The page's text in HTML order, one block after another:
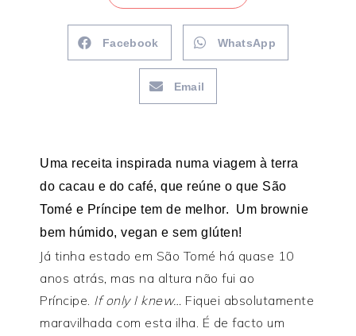
Facebook WhatsApp
Email
Uma receita inspirada numa viagem à terra
do cacau e do café, que reúne o que São
Tomé e Príncipe tem de melhor. Um brownie
bem húmido, vegan e sem glúten!
Já tinha estado em São Tomé há quase 10
anos atrás, mas na altura não fui ao
Príncipe. If only I knew… Fiquei absolutamente
maravilhada com esta ilha. É de facto um